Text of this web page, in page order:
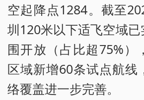
空起降点1284。截至
圳120米以下适飞空域
围开放（占比超75%）
区域新增60条试点航线
络覆盖进一步完善。